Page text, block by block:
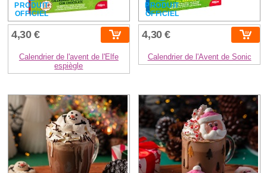
PRODUIT
OFFICIEL
4,30 €
Calendrier de l'avent de l'Elfe
espiègle
PRODUIT
OFFICIEL
4,30 €
Calendrier de l'Avent de Sonic